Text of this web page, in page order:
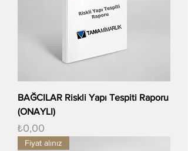
BAĞCILAR Riskli Yapı Tespiti Raporu
(ONAYLI)
Fiyat
₺0,00
Fiyat alınız